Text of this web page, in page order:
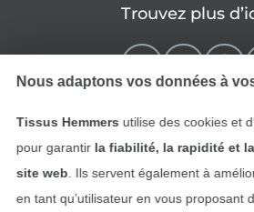
Trouvez plus
Nous adaptons vos données à
Tissus Hemmers utilise des cookies et
pour garantir la fiabilité, la rapidité et
site web . Ils servent également à
en tant qu’utilisateur en vous proposant